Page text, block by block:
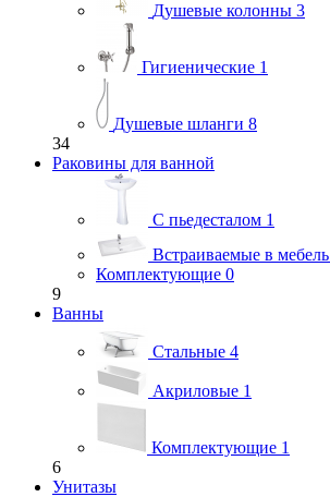
Душевые колонны 3
Гигиенические 1
Душевые шланги 8
34
Раковины для ванной
С пьедесталом 1
Встраиваемые в мебель
Комплектующие 0
9
Ванны
Стальные 4
Акриловые 1
Комплектующие 1
6
Унитазы